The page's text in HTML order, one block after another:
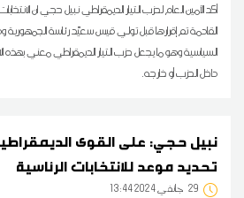
أكد الأمين العام لحزب التيار الديمقراطي نبيل حجي ان
القادمة تم إقرارها قبل تولي قيس سعيّد رئاسة
السياسية وهو ما يجعل حزب التيار الديمقراطي معني بهذه
داخل الحزب أو خارجه.
نبيل حجي: على القوى
تحديد موعد للانتخابات الرئاسية
29 13:44 2024 جانفي